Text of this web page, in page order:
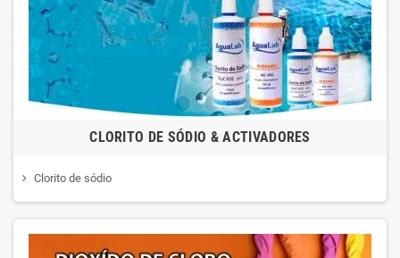
CLORITO DE SÓDIO & ACTIVADORES
Clorito de sódio